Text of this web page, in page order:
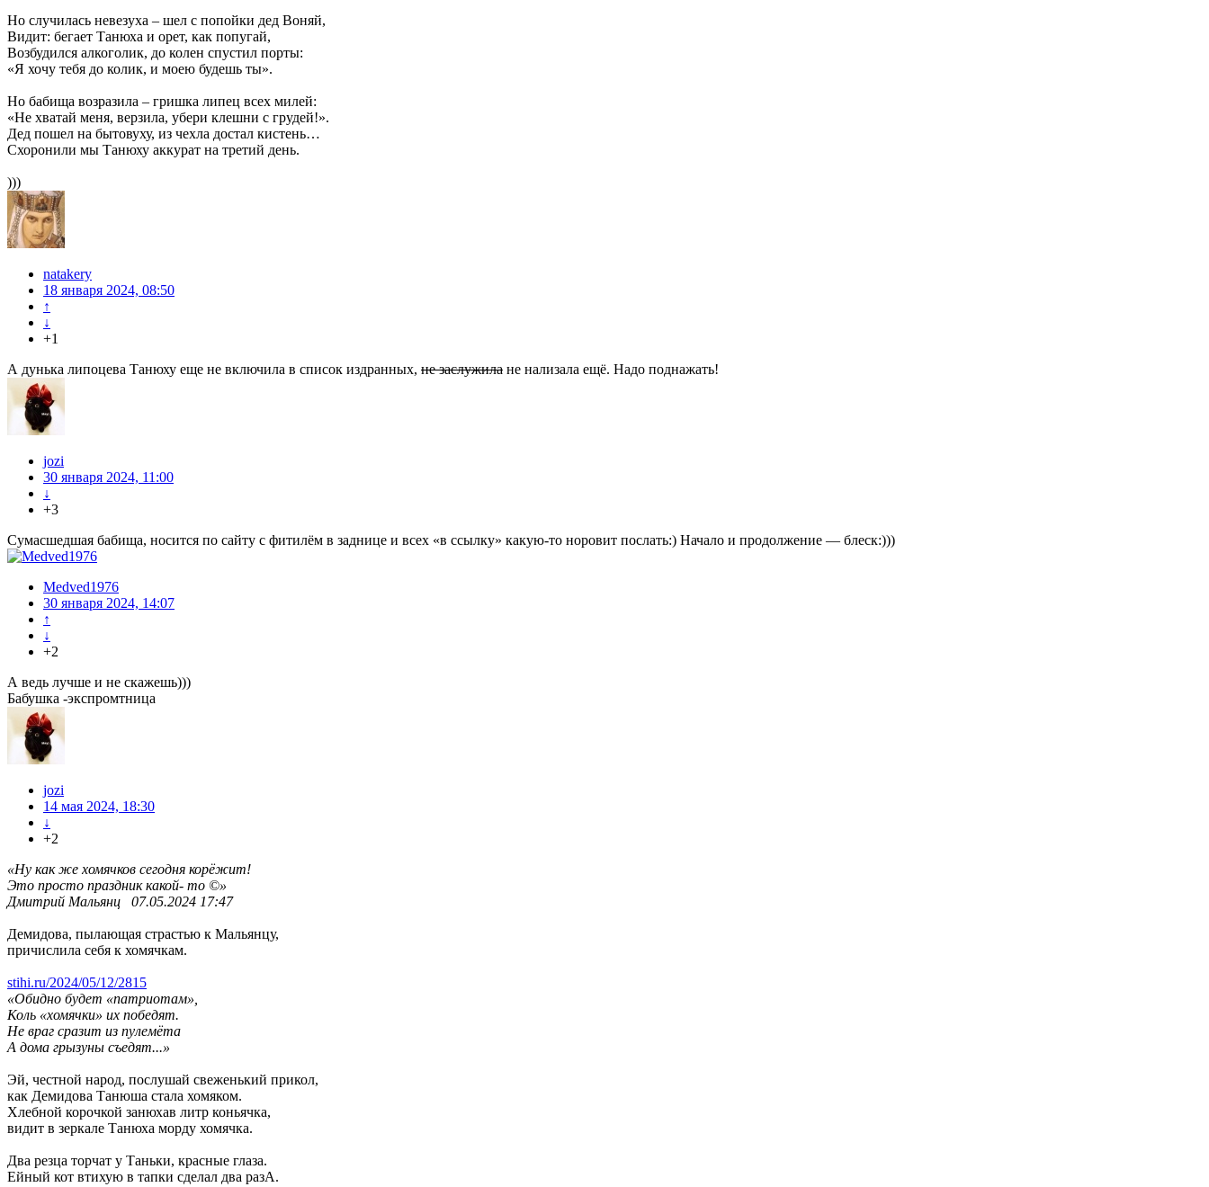
Но случилась невезуха – шел с попойки дед Воняй,
Видит: бегает Танюха и орет, как попугай,
Возбудился алкоголик, до колен спустил порты:
«Я хочу тебя до колик, и моею будешь ты».
Но бабища возразила – гришка липец всех милей:
«Не хватай меня, верзила, убери клешни с грудей!».
Дед пошел на бытовуху, из чехла достал кистень…
Схоронили мы Танюху аккурат на третий день.
)))
natakery
18 января 2024, 08:50
↑
↓
+1
А дунька липоцева Танюху еще не включила в список издранных, не заслужила не нализала ещё. Надо поднажать!
jozi
30 января 2024, 11:00
↓
+3
Сумасшедшая бабища, носится по сайту с фитилём в заднице и всех «в ссылку» какую-то норовит послать:) Начало и продолжение — блеск:)))
Medved1976
30 января 2024, 14:07
↑
↓
+2
А ведь лучше и не скажешь)))
Бабушка -экспромтница
jozi
14 мая 2024, 18:30
↓
+2
«Ну как же хомячков сегодня корёжит!
Это просто праздник какой- то ©»
Дмитрий Мальянц 07.05.2024 17:47
Демидова, пылающая страстью к Мальянцу,
причислила себя к хомячкам.
stihi.ru/2024/05/12/2815
«Обидно будет «патриотам»,
Коль «хомячки» их победят.
Не враг сразит из пулемёта
А дома грызуны съедят...»
Эй, честной народ, послушай свеженький прикол,
как Демидова Танюша стала хомяком.
Хлебной корочкой занюхав литр коньячка,
видит в зеркале Танюха морду хомячка.
Два резца торчат у Таньки, красные глаза.
Ейный кот втихую в тапки сделал два разА.